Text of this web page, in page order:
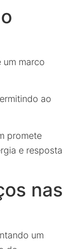
um marco
ao
promete
e resposta
nas
um